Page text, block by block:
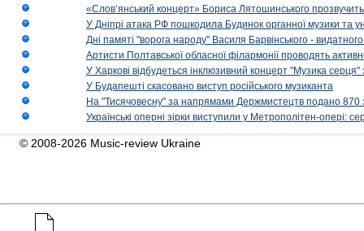
«Слов’янський концерт» Бориса Лятошинського
У Дніпрі атака РФ пошкодила Будинок органної музики та
Дні памяті "ворога народу" Василя Барвінського -
Артисти Полтавської обласної філармонії проводять
У Харкові відбудеться інклюзивний концерт "Музика
У Будапешті скасовано виступ російського музиканта
На "Тисячовесну" за напрямами Держмистецтв подано 870
Українські оперні зірки виступили у Метрополітен-опері:
© 2008-2026 Music-review Ukraine